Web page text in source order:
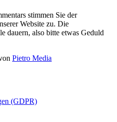
stimmen Sie der
Website zu. Die
dauern, also bitte etwas Geduld
Pietro Media
(GDPR)